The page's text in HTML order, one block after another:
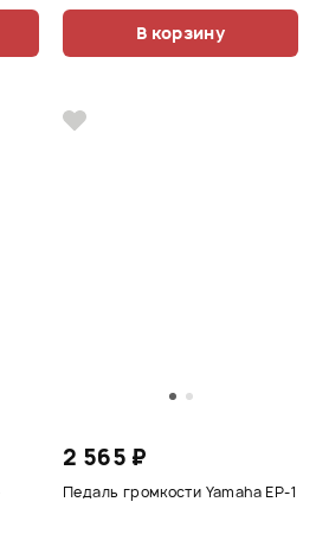
В корзину
2 565 ₽
Педаль громкости Yamaha EP-1